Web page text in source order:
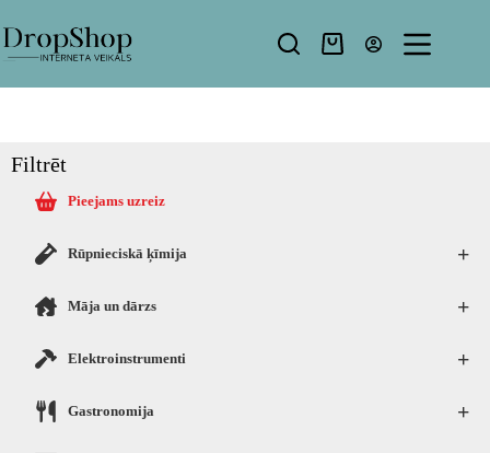
Filtrēt
Pieejams uzreiz
+
Rūpnieciskā ķīmija
+
Māja un dārzs
+
Elektroinstrumenti
+
Gastronomija